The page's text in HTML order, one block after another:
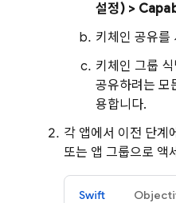
설정) >
키체인 공유를
키체인 그룹
공유하려는 모
용합니다.
각 앱에서 이전 단계
또는 앱 그룹으로 액
Swift